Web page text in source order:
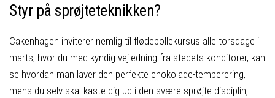
Styr på sprøjteteknikken?
Cakenhagen inviterer nemlig til flødebollekursus alle torsdage i
marts, hvor du med kyndig vejledning fra stedets konditorer, kan
se hvordan man laver den perfekte chokolade-temperering,
mens du selv skal kaste dig ud i den svære sprøjte-disciplin,